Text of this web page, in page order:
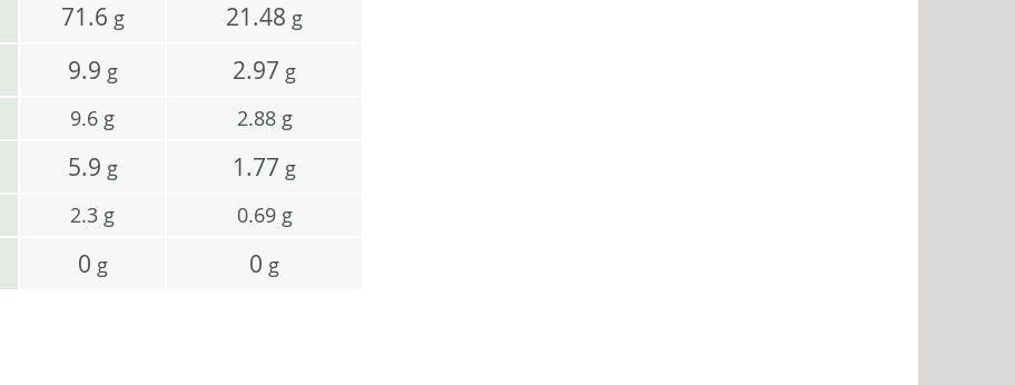
71.6 g 21.48 g
9.9 g 2.97 g
9.6 g 2.88 g
5.9 g 1.77 g
2.3 g 0.69 g
0 g 0 g